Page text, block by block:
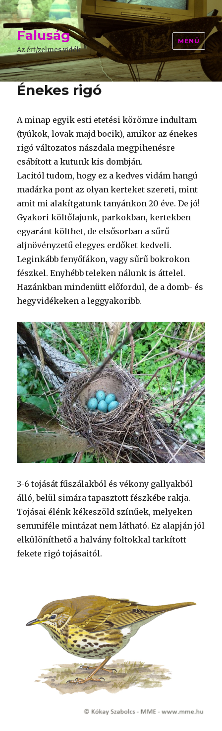
Faluság
Az ért/zelmes vidék
MENÜ
Énekes rigó
A minap egyik esti etetési körömre indultam
(tyúkok, lovak majd bocik), amikor az énekes
rigó változatos nászdala megpihenésre
csábított a kutunk kis dombján.
Lacitól tudom, hogy ez a kedves vidám hangú
madárka pont az olyan kerteket szereti, mint
amit mi alakítgatunk tanyánkon 20 éve. De jó!
Gyakori költőfajunk, parkokban, kertekben
egyaránt költhet, de elsősorban a sűrű
aljnövényzetű elegyes erdőket kedveli.
Leginkább fenyőfákon, vagy sűrű bokrokon
fészkel. Enyhébb teleken nálunk is áttelel.
Hazánkban mindenütt előfordul, de a domb- és
hegyvidékeken a leggyakoribb.
3-6 tojását fűszálakból és vékony gallyakból
álló, belül simára tapasztott fészkébe rakja.
Tojásai élénk kékeszöld színűek, melyeken
semmiféle mintázat nem látható. Ez alapján jól
elkülöníthető a halvány foltokkal tarkított
fekete rigó tojásaitól.